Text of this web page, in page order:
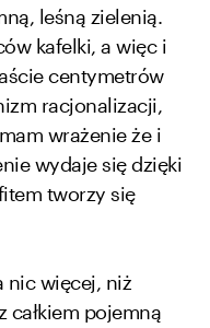
leśną zielenią.
kafelki, a więc i
centymetrów
racjonalizacji,
wrażenie że i
wydaje się dzięki
tworzy się
nic więcej, niż
całkiem pojemną